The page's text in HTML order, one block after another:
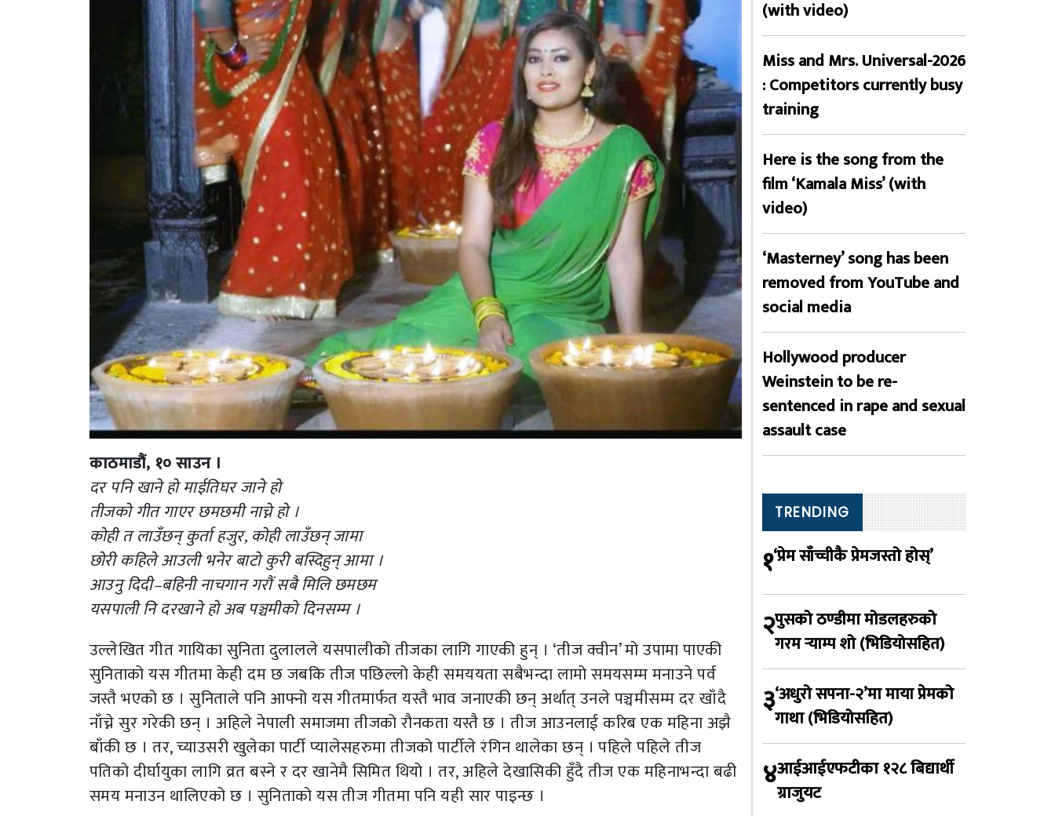
काठमाडौं, १० साउन ।
दर पनि खाने हो माईतिघर जाने हो
तीजको गीत गाएर छमछमी नाच्ने हो ।
कोही त लाउँछन् कुर्ता हजुर, कोही लाउँछन् जामा
छोरी कहिले आउली भनेर बाटो कुरी बस्दिहुन् आमा ।
आउनु दिदी–बहिनी नाचगान गरौं सबै मिलि छमछम
यसपाली नि दरखाने हो अब पञ्चमीको दिनसम्म ।
उल्लेखित गीत गायिका सुनिता दुलालले यसपालीको तीजका लागि गाएकी हुन् । ‘तीज क्वीन’ मो उपामा पाएकी
सुनिताको यस गीतमा केही दम छ जबकि तीज पछिल्लो केही समययता सबैभन्दा लामो समयसम्म मनाउने पर्व
जस्तै भएको छ । सुनिताले पनि आफ्नो यस गीतमार्फत यस्तै भाव जनाएकी छन् अर्थात् उनले पञ्चमीसम्म दर खाँदै
नाँच्ने सुर गरेकी छन् । अहिले नेपाली समाजमा तीजको रौनकता यस्तै छ । तीज आउनलाई करिब एक महिना अझै
बाँकी छ । तर, च्याउसरी खुलेका पार्टी प्यालेसहरुमा तीजको पार्टीले रंगिन थालेका छन् । पहिले पहिले तीज
पतिको दीर्घायुका लागि व्रत बस्ने र दर खानेमै सिमित थियो । तर, अहिले देखासिकी हुँदै तीज एक महिनाभन्दा बढी
समय मनाउन थालिएको छ । सुनिताको यस तीज गीतमा पनि यही सार पाइन्छ ।
(with video)
Miss and Mrs. Universal-2026
: Competitors currently busy
training
Here is the song from the
film ‘Kamala Miss’ (with
video)
‘Masterney’ song has been
removed from YouTube and
social media
Hollywood producer
Weinstein to be re-
sentenced in rape and sexual
assault case
TRENDING
१‘प्रेम साँच्चीकै प्रेमजस्तो होस्’
२पुसको ठण्डीमा मोडलहरुको
गरम र्‍याम्प शो (भिडियोसहित)
३‘अधुरो सपना-२’मा माया प्रेमको
गाथा (भिडियोसहित)
४आईआईएफटीका १२८ बिद्यार्थी
ग्राजुयट